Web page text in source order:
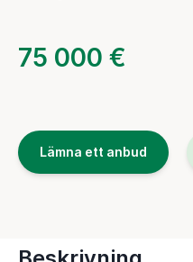
75 000 €
Lämna ett anbud